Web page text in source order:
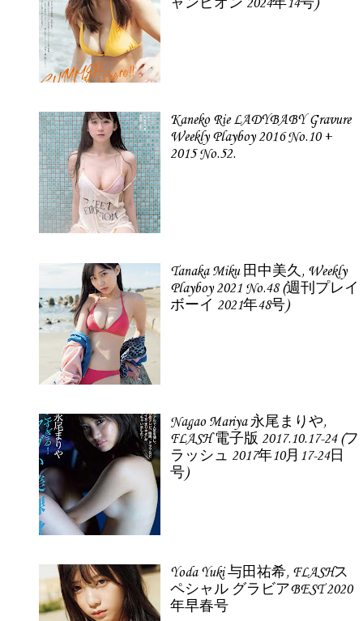
ャンピオン 2024年14号)
Kaneko Rie LADYBABY Gravure
Weekly Playboy 2016 No.10 +
2015 No.52.
Tanaka Miku 田中美久, Weekly
Playboy 2021 No.48 (週刊プレイ
ボーイ 2021年48号)
Nagao Mariya 永尾まりや,
FLASH 電子版 2017.10.17-24 (フ
ラッシュ 2017年10月17-24日
号)
Yoda Yuki 与田祐希, FLASHス
ペシャル グラビアBEST 2020
年早春号